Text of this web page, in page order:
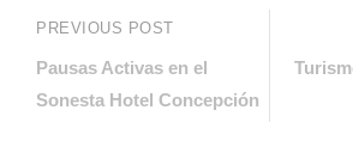
PREVIOUS POST
Pausas Activas en el
Sonesta Hotel Concepción